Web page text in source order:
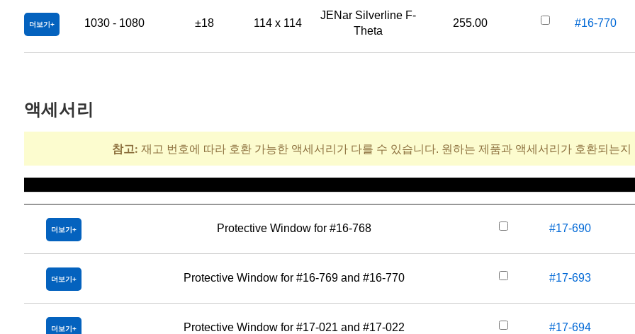
더보기 1030 - 1080 ±18 114 x 114
JENar Silverline F-
Theta
255.00 #16-770
액세서리
참고: 재고 번호에 따라 호환 가능한 액세서리가 다를 수 있습니다. 원하는 제품과 액세서리가 호환되는
더보기 Protective Window for #16-768 #17-690
더보기 Protective Window for #16-769 and #16-770 #17-693
더보기 Protective Window for #17-021 and #17-022 #17-694